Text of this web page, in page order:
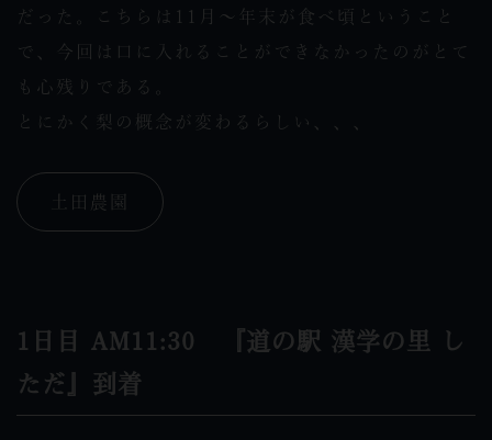
だった。こちらは11月〜年末が食べ頃ということ
で、今回は口に入れることができなかったのがとて
も心残りである。
とにかく梨の概念が変わるらしい、、、
土田農園
1日目 AM11:30 『道の駅 漢学の里 し
ただ』到着